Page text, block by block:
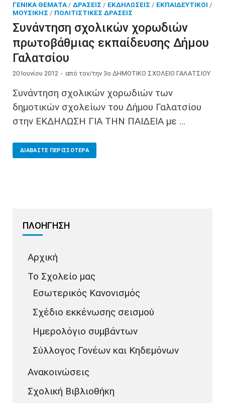
ΓΕΝΙΚΆ ΘΈΜΑΤΑ/ ΔΡΆΣΕΙΣ / ΕΚΔΗΛΏΣΕΙΣ / ΕΚΠΑΙΔΕΥΤΙΚΟΊ /
ΜΟΥΣΙΚΉΣ / ΠΟΛΙΤΙΣΤΙΚΈΣ ΔΡΆΣΕΙΣ
Συνάντηση σχολικών χορωδιών
πρωτοβάθμιας εκπαίδευσης Δήμου
Γαλατσίου
20 Ιουνίου 2012 - από τον/την 3ο ΔΗΜΟΤΙΚΟ ΣΧΟΛΕΙΟ ΓΑΛΑΤΣΙΟΥ
Συνάντηση σχολικών χορωδιών των
δημοτικών σχολείων του Δήμου Γαλατσίου
στην ΕΚΔΗΛΩΣΗ ΓΙΑ ΤΗΝ ΠΑΙΔΕΙΑ με …
ΔΙΑΒΆΣΤΕ ΠΕΡΙΣΣΌΤΕΡΑ
ΠΛΟΗΓΗΣΗ
Αρχική
Το Σχολείο μας
Εσωτερικός Κανονισμός
Σχέδιο εκκένωσης σεισμού
Ημερολόγιο συμβάντων
Σύλλογος Γονέων και Κηδεμόνων
Ανακοινώσεις
Σχολική Βιβλιοθήκη